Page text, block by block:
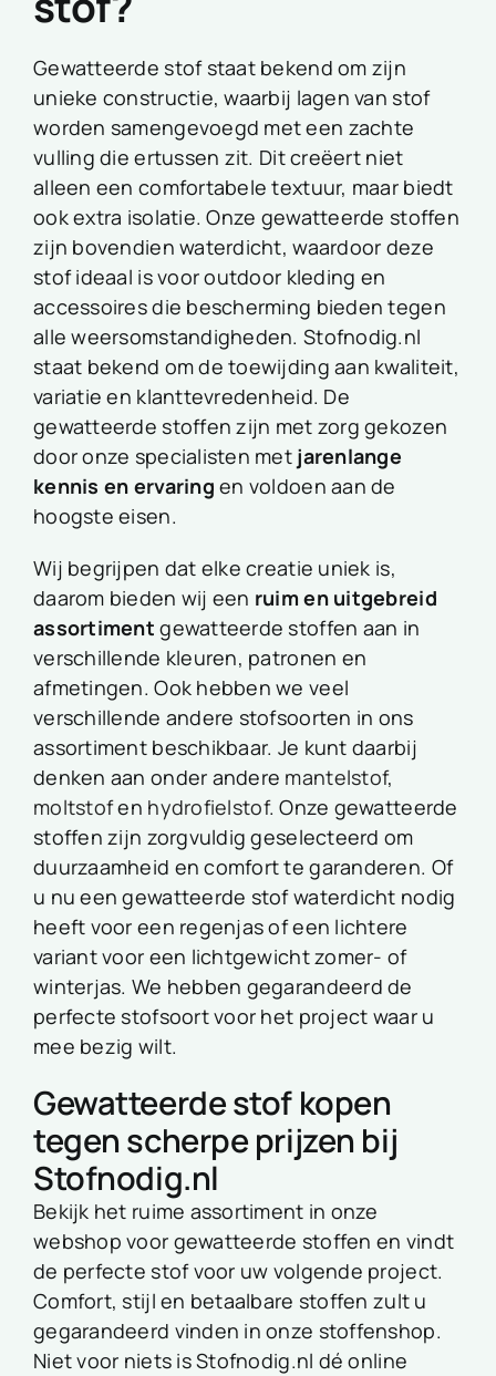
Gewatteerde stof staat bekend om zijn
unieke constructie, waarbij lagen van stof
worden samengevoegd met een zachte
vulling die ertussen zit. Dit creëert niet
alleen een comfortabele textuur, maar biedt
ook extra isolatie. Onze gewatteerde stoffen
zijn bovendien waterdicht, waardoor deze
stof ideaal is voor outdoor kleding en
accessoires die bescherming bieden tegen
alle weersomstandigheden. Stofnodig.nl
staat bekend om de toewijding aan kwaliteit,
variatie en klanttevredenheid. De
gewatteerde stoffen zijn met zorg gekozen
door onze specialisten met jarenlange
kennis en ervaring en voldoen aan de
hoogste eisen.
Wij begrijpen dat elke creatie uniek is,
daarom bieden wij een ruim en uitgebreid
assortiment gewatteerde stoffen aan in
verschillende kleuren, patronen en
afmetingen. Ook hebben we veel
verschillende andere stofsoorten in ons
assortiment beschikbaar. Je kunt daarbij
denken aan onder andere mantelstof,
moltstofen hydrofielstof. Onze gewatteerde
stoffen zijn zorgvuldig geselecteerd om
duurzaamheid en comfort te garanderen. Of
u nu een gewatteerde stof waterdicht nodig
heeft voor een regenjas of een lichtere
variant voor een lichtgewicht zomer- of
winterjas. We hebben gegarandeerd de
perfecte stofsoort voor het project waar u
mee bezig wilt.
Gewatteerde stof kopen
tegen scherpe prijzen bij
Stofnodig.nl
Bekijk het ruime assortiment in onze
webshop voor gewatteerde stoffen en vindt
de perfecte stof voor uw volgende project.
Comfort, stijl en betaalbare stoffen zult u
gegarandeerd vinden in onze stoffenshop.
Niet voor niets is Stofnodig.nl dé online